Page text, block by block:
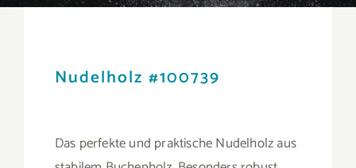
Nudelholz #100739
Das perfekte und praktische Nudelholz aus